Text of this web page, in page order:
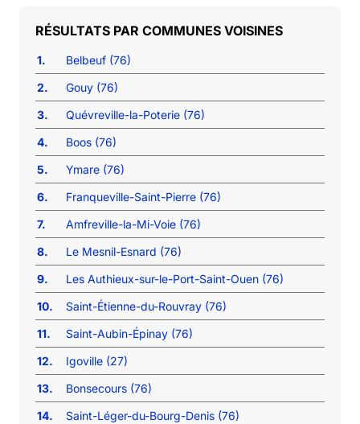
COMMUNES VOISINES
1.
Belbeuf (76)
2.
Gouy (76)
3.
Quévreville-la-Poterie (76)
4.
Boos (76)
5.
Ymare (76)
6.
Franqueville-Saint-Pierre (76)
7.
Amfreville-la-Mi-Voie (76)
8.
Le Mesnil-Esnard (76)
9.
Les Authieux-sur-le-Port-Saint-Ouen (76)
10.
Saint-Étienne-du-Rouvray (76)
11.
Saint-Aubin-Épinay (76)
12.
Igoville (27)
13.
Bonsecours (76)
14.
Saint-Léger-du-Bourg-Denis (76)